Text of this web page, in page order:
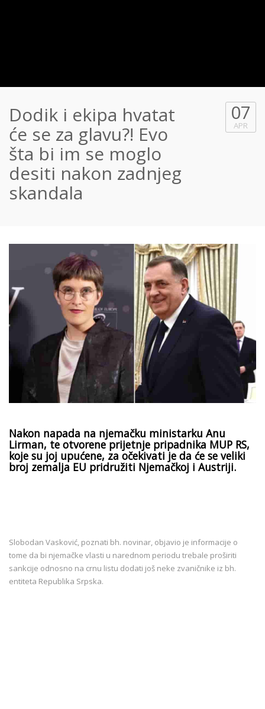
Dodik i ekipa hvatat
će se za glavu?! Evo
šta bi im se moglo
desiti nakon zadnjeg
skandala
07
APR
Nakon napada na njemačku ministarku Anu
Lirman, te otvorene prijetnje pripadnika MUP RS,
koje su joj upućene, za očekivati je da će se veliki
broj zemalja EU pridružiti Njemačkoj i Austriji.
Slobodan Vasković, poznati bh. novinar, objavio je informacije o
tome da bi njemačke vlasti u narednom periodu trebale proširiti
sankcije odnosno na crnu listu dodati još neke zvaničnike iz bh.
entiteta Republika Srpska.